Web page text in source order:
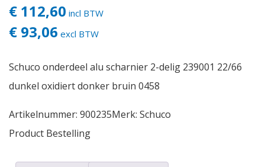
Vacatures
€ 112,60 incl BTW
€ 93,06 excl BTW
Schuco onderdeel alu scharnier 2-delig 239001 22/66
dunkel oxidiert donker bruin 0458
Artikelnummer: 900235Merk: Schuco
Product Bestelling